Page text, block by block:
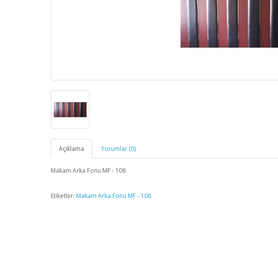
Açıklama Yorumlar (0)
Makam Arka Fonu MF - 108
Etiketler: Makam Arka Fonu MF - 108